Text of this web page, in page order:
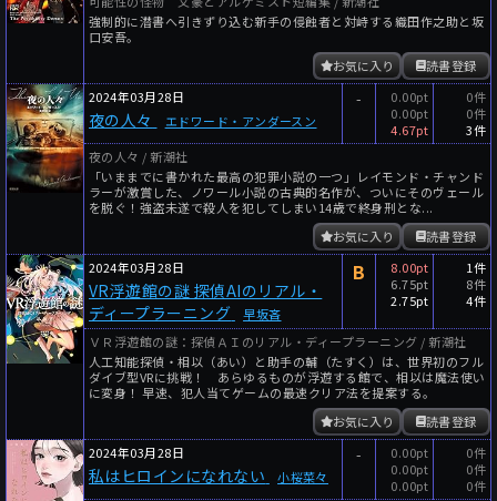
強制的に潜書へ引きずり込む新手の侵蝕者と対峙する織田作之助と坂
口安吾。
読書登録
お気に入り
2024年03月28日
夜の人々 エドワード・アンダースン
-
0.00pt
0.00pt
4.67pt
0件
0件
3件
夜の人々 / 新潮社
「いままでに書かれた最高の犯罪小説の一つ」レイモンド・チャンド
ラーが激賞した、ノワール小説の古典的名作が、ついにそのヴェール
を脱ぐ！強盗未遂で殺人を犯してしまい14歳で終身刑とな...
読書登録
お気に入り
2024年03月28日
VR浮遊館の謎 探偵AIのリアル・
ディープラーニング
早坂吝
B
8.00pt
6.75pt
2.75pt
1件
8件
4件
ＶＲ浮遊館の謎：探偵ＡＩのリアル・ディープラーニング / 新潮社
人工知能探偵・相以（あい）と助手の輔（たすく）は、世界初のフル
ダイブ型VRに挑戦！ あらゆるものが浮遊する館で、相以は魔法使い
に変身！ 早速、犯人当てゲームの最速クリア法を提案する。
読書登録
お気に入り
2024年03月28日
私はヒロインになれない 小桜菜々
-
0.00pt
0.00pt
0.00pt
0件
0件
0件